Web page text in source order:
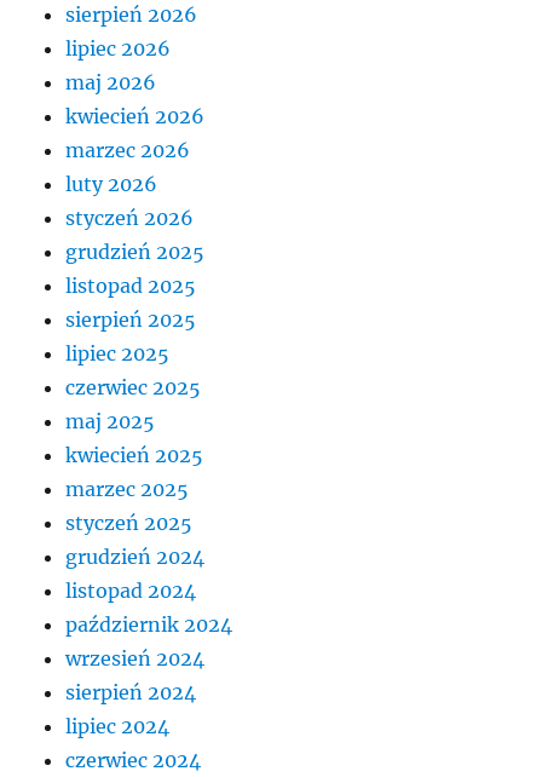
sierpień 2026
lipiec 2026
maj 2026
kwiecień 2026
marzec 2026
luty 2026
styczeń 2026
grudzień 2025
listopad 2025
sierpień 2025
lipiec 2025
czerwiec 2025
maj 2025
kwiecień 2025
marzec 2025
styczeń 2025
grudzień 2024
listopad 2024
październik 2024
wrzesień 2024
sierpień 2024
lipiec 2024
czerwiec 2024